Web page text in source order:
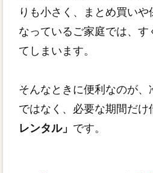
りも小さく、まとめ買い
なっているご家庭では、す
てしまいます。
そんなときに便利なのが
ではなく、必要な期間だけ
レンタル」 です。